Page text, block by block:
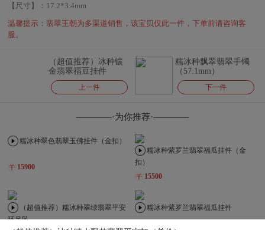
【尺寸】： 17.2*3.4mm
温馨提示：翡翠王朝为多渠道销售，该宝贝仅此一件，下单前请咨询客
服。
（超值推荐）冰种镶
金翡翠福豆挂件
上一件
糯冰种飘翠翡翠手镯
（57.1mm）
下一件
————·为你推荐·————
糯冰种翠色翡翠玉佛挂件（金扣）
15900
糯冰种紫罗兰翡翠福瓜挂件（金
扣）
15500
（超值推荐）糯冰种翠绿翡翠平安
环吊坠
糯冰种紫罗兰翡翠福瓜挂件